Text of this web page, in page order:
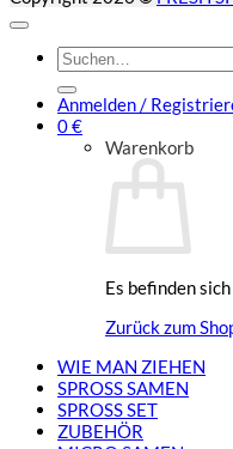
Suchen
nach:
Anmelden /
0€
Warenkorb
Es befinden
Zurück zum
WIE MAN ZIEHEN
SPROSS SAMEN
SPROSS SET
ZUBEHÖR